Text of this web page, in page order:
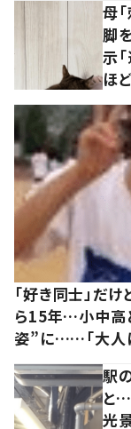
母
脚
示
ほど
「好き同士」だ
ら15年…小中高
姿”に……「大人
駅
と
光